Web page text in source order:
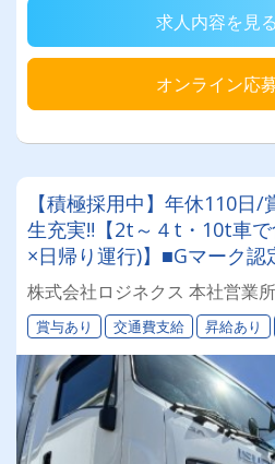
求人内容を見る
オンライン応
【積極採用中】年休110日
生充実‼【2t～４t・10t車
×日帰り運行)】■Gマーク認
経験者共に大歓迎■手厚い
型取得実績有)
株式会社ロジネクス 本社営業所
賞与あり 交通費支給 昇給あり